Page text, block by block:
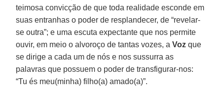
teimosa convicção de que toda realidade esconde em
suas entranhas o poder de resplandecer, de “revelar-
se outra”; e uma escuta expectante que nos permite
ouvir, em meio o alvoroço de tantas vozes, a Voz que
se dirige a cada um de nós e nos sussurra as
palavras que possuem o poder de transfigurar-nos:
“Tu és meu(minha) filho(a) amado(a)”.